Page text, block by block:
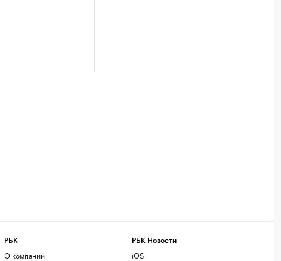
РБК
О компании
РБК Новости
iOS